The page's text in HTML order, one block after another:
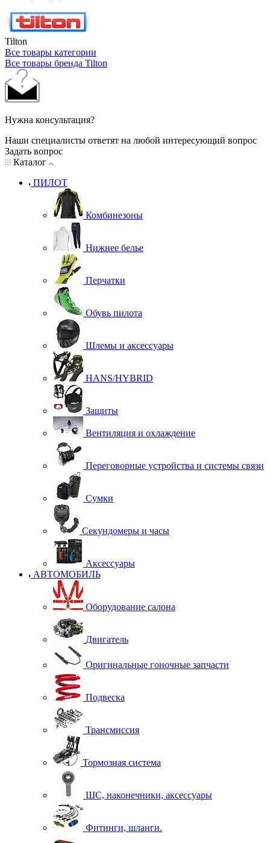
Tilton
Все товары категории
Все товары бренда Tilton
Нужна консультация?
Наши специалисты ответят на любой интересующий вопрос
Задать вопрос
Каталог
ПИЛОТ
Комбинезоны
Нижнее белье
Перчатки
Обувь пилота
Шлемы и аксессуары
HANS/HYBRID
Защиты
Вентиляция и охлаждение
Переговорные устройства и системы связи
Сумки
Секундомеры и часы
Аксессуары
АВТОМОБИЛЬ
Оборудование салона
Двигатель
Оригинальные гоночные запчасти
Подвеска
Трансмиссия
Тормозная система
ШС, наконечники, аксессуары
Фитинги, шланги.